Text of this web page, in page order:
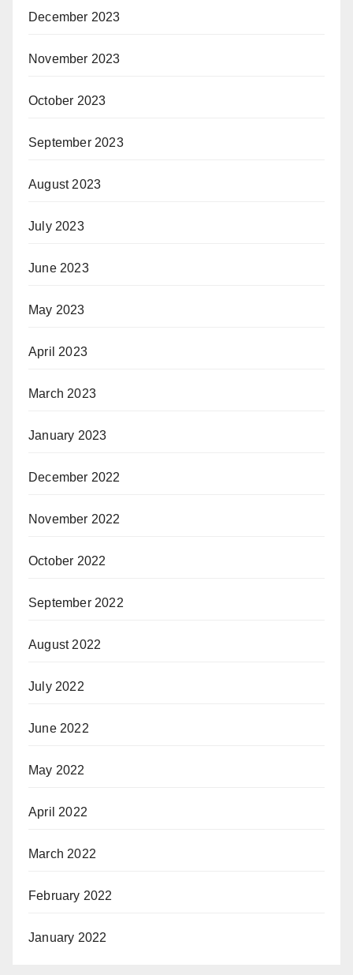
December 2023
November 2023
October 2023
September 2023
August 2023
July 2023
June 2023
May 2023
April 2023
March 2023
January 2023
December 2022
November 2022
October 2022
September 2022
August 2022
July 2022
June 2022
May 2022
April 2022
March 2022
February 2022
January 2022